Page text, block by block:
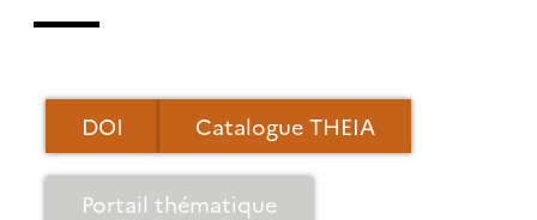
DOI Catalogue THEIA
Portail thématique